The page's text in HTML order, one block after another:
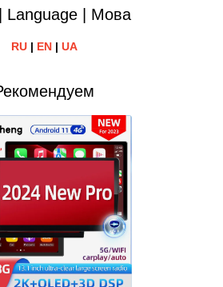
Language | Мова
RU| EN| UA